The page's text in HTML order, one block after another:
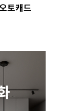
토캐드